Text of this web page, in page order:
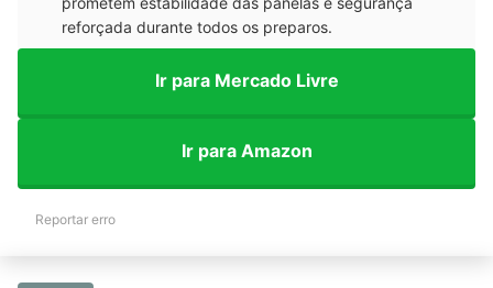
reforçada durante todos os preparos.
Ir para Mercado Livre
Ir para Amazon
Reportar erro